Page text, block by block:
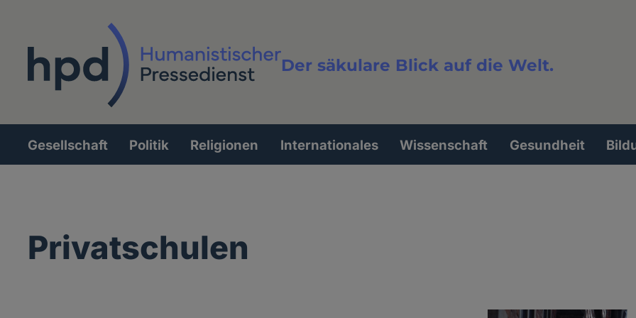
Der säkulare Blick auf die Welt.
Volltextsuche
Hauptnavigation
Gesellschaft Politik Religionen Internationales Wissenschaft Gesundheit
Privatschulen